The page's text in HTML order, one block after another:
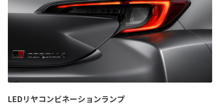
LEDリヤコンビネーションランプ